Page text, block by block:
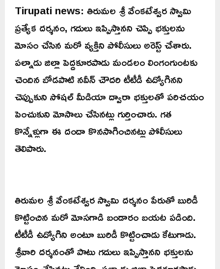
Tirupati news: తిరుమల శ్రీ వేంకటేశ్వర స్వామి
ప్రత్యేక దర్శనం, గదులు ఇప్పిస్తానని చెప్పి భక్తులను
మోసం చేసిన మరో వ్యక్తిని పోలీసులు అరెస్ట్ చేశారు.
పల్నాడు జిల్లా పెద్దకూరపాడు మండలం లింగంగుంటకు
చెందిన బోడపాటి నవీన్ చౌదరి టీటీడీ ఉద్యోగినని
చెప్పుకుని సోషల్ మీడియా ద్వారా భక్తులతో పరిచయం
పెంచుకుని మోసాలు చేసినట్లు గుర్తించారు. గత
కొన్నేళ్లుగా ఈ దందా కొనసాగించినట్లు పోలీసులు
తెలిపారు.
తిరుమల శ్రీ వేంకటేశ్వర స్వామి దర్శనం పేరుతో బురిడీ
కొట్టించిన మరో మోసగాడి బండారం బయట పడింది.
టీటీడీ ఉద్యోగిని అంటూ బురిడీ కొట్టించాడు కేటుగాడు.
శ్రీవారి దర్శనంతో పాటు గదులు ఇప్పిస్తానని భక్తులను